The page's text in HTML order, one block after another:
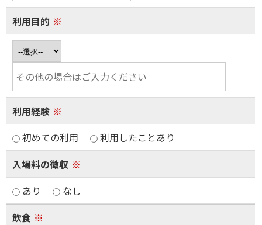
利用目的 ※
利用経験 ※
初めての利用
利用したことあり
入場料の徴収 ※
あり
なし
飲食 ※